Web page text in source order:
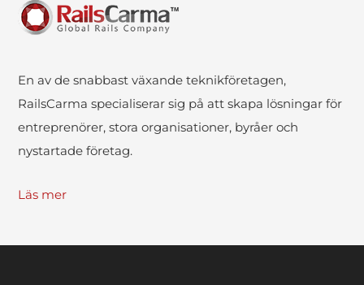
En av de snabbast växande teknikföretagen,
RailsCarma specialiserar sig på att skapa lösningar för
entreprenörer, stora organisationer, byråer och
nystartade företag.
Läs mer